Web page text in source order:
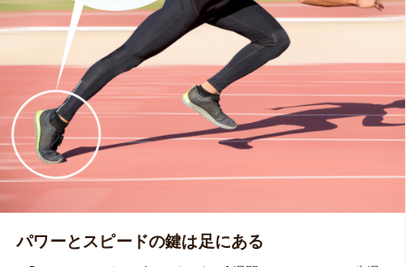
を同時にお申し込みいただけば、15%オフ（合計割引額：
¥3,793）になる期間限定オファーは、今週の日曜日、6月21日
の11:00まで！ MOVEPROウェビナーのシリーズは、アーカイ
ブビデオ付きですから、ライブ配信時に受講できない方にも安
心してお申し込みをいただけます。🎥 ライブ参加者にはNSCA
とJATIの継続教育単位が付与されます！ バネのように効率的に
弾む身体を取り戻したいなら、ぜひその秘訣を学んでみてくだ
さい。🦘 👉 詳細はこちら
パワーとスピードの鍵は足にある